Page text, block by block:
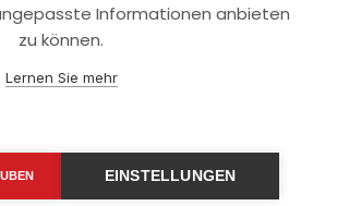
708-4280Informationen anbieten
zu können.
Lernen Sie mehr
EINSTELLUNGEN